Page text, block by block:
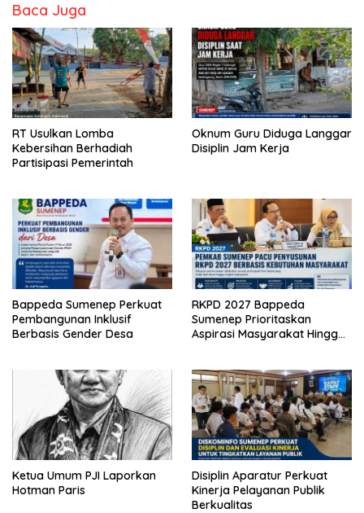
Baca Juga
RT Usulkan Lomba
Kebersihan Berhadiah
Partisipasi Pemerintah
Oknum Guru Diduga Langgar
Disiplin Jam Kerja
Bappeda Sumenep Perkuat
Pembangunan Inklusif
Berbasis Gender Desa
RKPD 2027 Bappeda
Sumenep Prioritaskan
Aspirasi Masyarakat Hingga
Ketua Umum PJI Laporkan
Hotman Paris
Disiplin Aparatur Perkuat
Kinerja Pelayanan Publik
Berkualitas